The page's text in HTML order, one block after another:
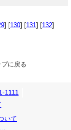
] [130] [131] [132]
プに戻る
1111
いて